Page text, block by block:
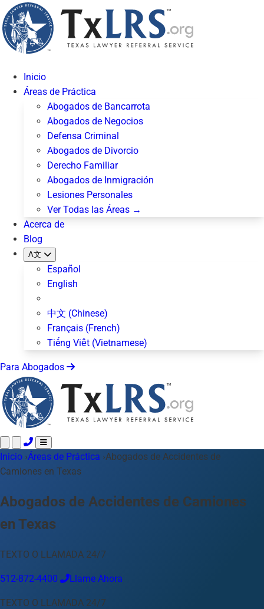
Inicio
Áreas de Práctica
Abogados de Bancarrota
Abogados de Negocios
Defensa Criminal
Abogados de Divorcio
Derecho Familiar
Abogados de Inmigración
Lesiones Personales
Ver Todas las Áreas →
Acerca de
Blog
A文
Español
English
中文 (Chinese)
Français (French)
Tiếng Việt (Vietnamese)
Para Abogados
Llame 24/7 · 512-872-4400 Envíe un Texto
Acerca de Nosotros
Blog
Para Abogados
Idioma
Español English 中文 Français
Su Ubicación
Inicio ›Áreas de Práctica ›Abogados de Accidentes de
Camiones en Texas
Abogados de Accidentes de Camiones
en Texas
TEXTO O LLAMADA 24/7
512-872-4400 Llame Ahora
TEXTO O LLAMADA 24/7